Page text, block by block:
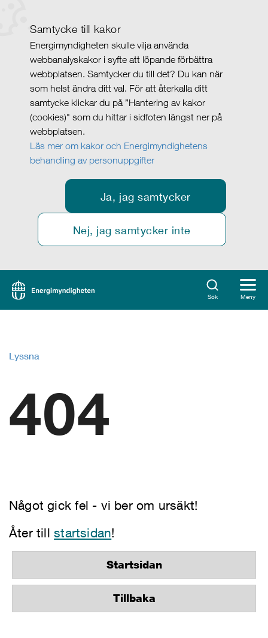
Samtycke till kakor
Energimyndigheten skulle vilja använda
webbanalyskakor i syfte att löpande förbättra
webbplatsen. Samtycker du till det? Du kan när
som helst ändra ditt val. För att återkalla ditt
samtycke klickar du på ”Hantering av kakor
(cookies)" som du hittar i sidfoten längst ner på
webbplatsen.
Läs mer om kakor och Energimyndighetens
behandling av personuppgifter
Ja, jag samtycker
Nej, jag samtycker inte
Sök Meny
Lyssna
404
Något gick fel - vi ber om ursäkt!
Åter tillstartsidan!
Startsidan
Tillbaka